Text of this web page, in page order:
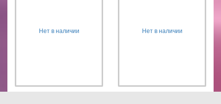
Нет в наличии Нет в наличии